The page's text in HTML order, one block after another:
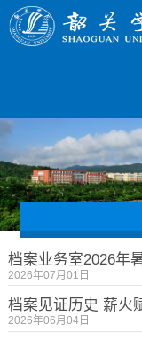
档案业务室2026年
2026年07月01日
2026年06月04日